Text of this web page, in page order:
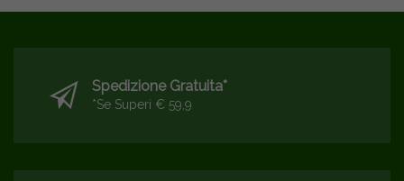
Spedizione Gratuita*
*se Superi € 59,9